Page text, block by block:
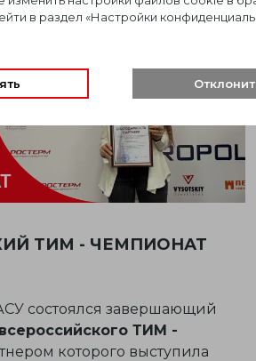
ТИМ - ЧЕМПИОНАТ
состоялся завершающий
всероссийского ТИМ -
которого выступила
в раздел «Настройки